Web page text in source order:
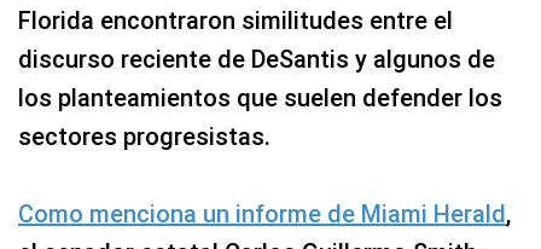
Florida encontraron similitudes entre el
discurso reciente de DeSantis y algunos de
los planteamientos que suelen defender los
sectores progresistas.
Como menciona un informe de Miami Herald,